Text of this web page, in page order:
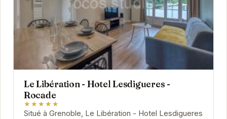
Le Libération - Hotel Lesdigueres -
Rocade
★★★★★
Situé à Grenoble, Le Libération - Hotel Lesdigueres